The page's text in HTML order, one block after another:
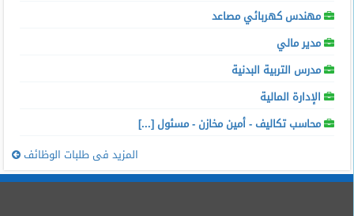
مهندس كهربائي مصاعد
مدير مالي
مدرس التربية البدنية
الإدارة المالية
محاسب تكاليف - أمين مخازن - مسئول [...]
المزيد فى طلبات الوظائف